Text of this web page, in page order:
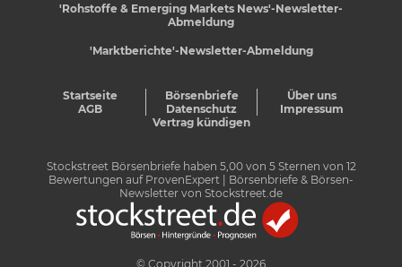
'Rohstoffe & Emerging Markets News'-Newsletter-
Abmeldung
'Marktberichte'-Newsletter-Abmeldung
Startseite Börsenbriefe
Über uns
AGB
Datenschutz
Impressum
Vertrag kündigen
Stockstreet Börsenbriefe haben 5,00von 5Sternen von 12
Bewertungen auf ProvenExpert
| Börsenbriefe & Börsen-
Newsletter von Stockstreet.de
© Copyright 2001 - 2026